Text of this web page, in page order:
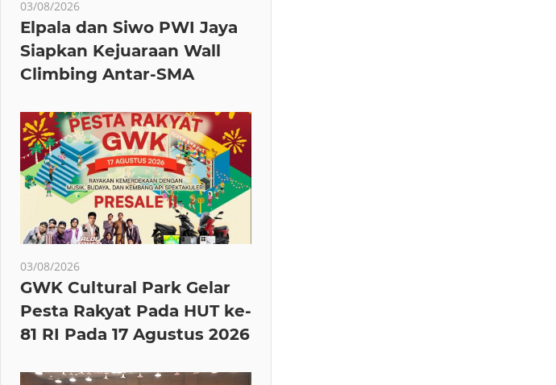
03/08/2026
Elpala dan Siwo PWI Jaya
Siapkan Kejuaraan Wall
Climbing Antar-SMA
03/08/2026
GWK Cultural Park Gelar
Pesta Rakyat Pada HUT ke-
81 RI Pada 17 Agustus 2026